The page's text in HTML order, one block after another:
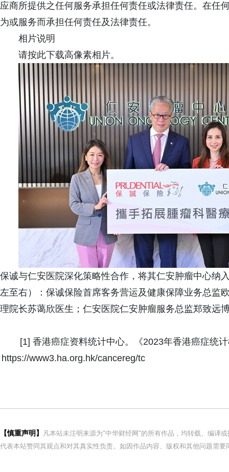
应商所提供之任何服务承担任何责任或法律责任。在任
为或服务而承担任何责任及法律责任。
相片说明
请按此下载高像素相片。
保诚与仁安医院深化策略性合作，将其仁安肿瘤中心纳
左至右）：保诚保险首席客务营运及健康保障业务总监
理院长苏蔼欣医生；仁安医院仁安肿瘤服务总监郑致远
[1] 香港癌症资料统计中心。《2023年香港癌症统
https://www3.ha.org.hk/cancereg/tc
【慎重声明】
凡本站未注明来源为"中华财经网"的所有作品，均转载、编译
代表本站赞同其观点和对其真实性负责。如因作品内容、版权和其他问题需